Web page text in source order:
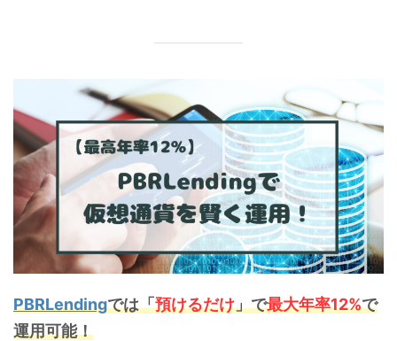
PBRLendingでは「預けるだけ」で最大年率12%で
運用可能！